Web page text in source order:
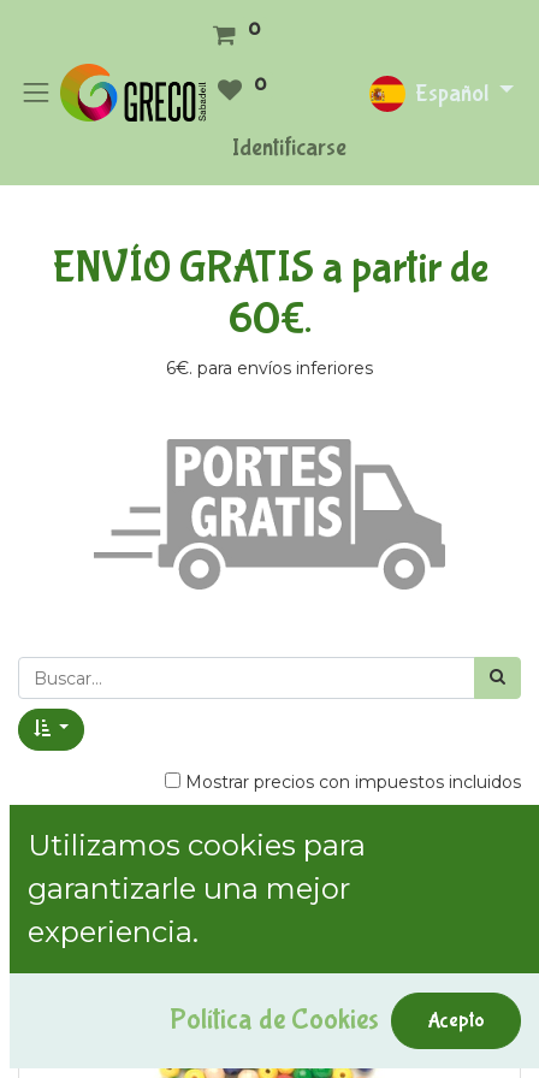
0
0
Identificarse
Español
ENVÍO GRATIS a partir de
60€.
6€. para envíos inferiores
Mostrar precios con impuestos incluidos
Mostrar categorías
Utilizamos cookies para
garantizarle una mejor
experiencia.
Política de Cookies Acepto